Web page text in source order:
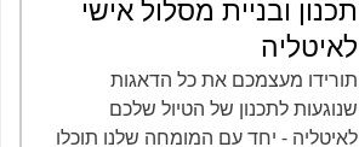
תכנון ובניית מסלול אישי
לאיטליה
תורידו מעצמכם את כל הדאגות
שנוגעות לתכנון של הטיול שלכם
לאיטליה - יחד עם המומחה שלנו תוכלו